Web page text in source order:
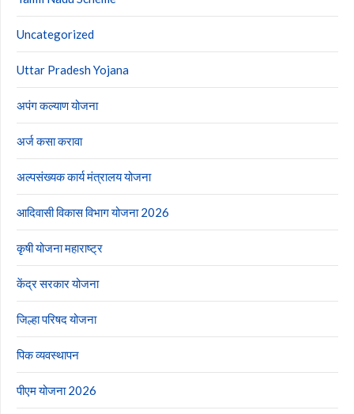
Uncategorized
Uttar Pradesh Yojana
अपंग कल्याण योजना
अर्ज कसा करावा
अल्पसंख्यक कार्य मंत्रालय योजना
आदिवासी विकास विभाग योजना 2026
कृषी योजना महाराष्ट्र
केंद्र सरकार योजना
जिल्हा परिषद योजना
पिक व्यवस्थापन
पीएम योजना 2026